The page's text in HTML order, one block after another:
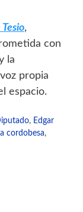
,
con
la
propia
espacio.
, Edgar
cordobesa,